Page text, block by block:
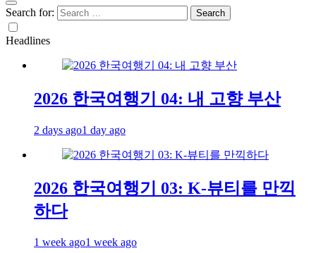
Search for:
Headlines
2026 한국여행기 04: 내 고향 부산
2 days ago1 day ago
2026 한국여행기 03: K-뷰티를 만끽
하다
1 week ago1 week ago